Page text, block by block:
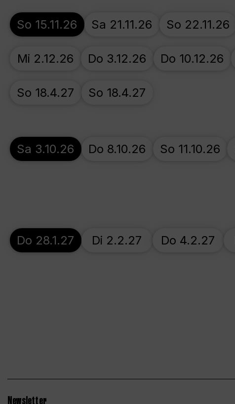
So 15.11.26 Sa 21.11.26 So 22.11.26
Mi 2.12.26 Do 3.12.26 Do 10.12.26
So 18.4.27 So 18.4.27
Sa 3.10.26 Do 8.10.26 So 11.10.26
Do 28.1.27 Di 2.2.27 Do 4.2.27